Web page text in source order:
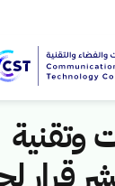
وتقنية
قرار